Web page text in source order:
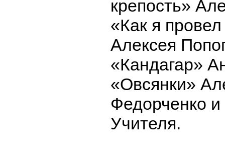
крепость»
«Как я
Алексея
«Кандагар»
«Овсянки»
Федорченко
Учителя.